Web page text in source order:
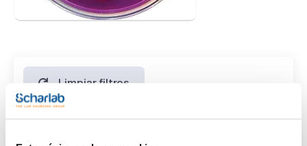
Limpiar filtros